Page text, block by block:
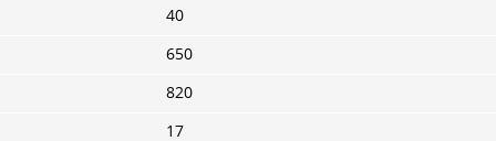
40
650
820
17